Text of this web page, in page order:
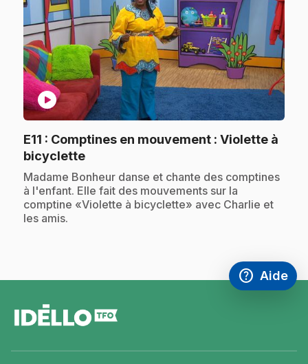
play_circle
E11 : Comptines en mouvement : Violette à
bicyclette.
.Madame Bonheur danse et chante des comptines
à l'enfant. Elle fait des mouvements sur la
comptine «Violette à bicyclette» avec Charlie et
les amis.
help
Accéder à
Aide
,Ce lien
de
page